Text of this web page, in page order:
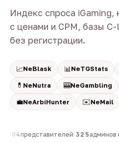
Индекс спроса iGaming,
с ценами и CPM, базы
без регистрации.
📈NeBlask 📊 NeTGStats
💊 NeNutra 🎰NeGambling
💼NeArbiHunter ✉️NeMail
804представителей·325админов